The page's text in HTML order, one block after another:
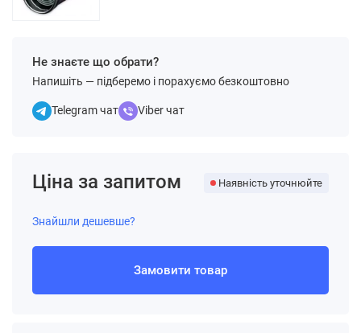
Не знаєте що обрати?
Напишіть — підберемо і порахуємо безкоштовно
Telegram чат Viber чат
Ціна за запитом Наявність уточнюйте
Знайшли дешевше?
Замовити товар